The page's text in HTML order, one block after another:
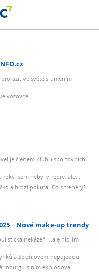
ve světě s uměním
vozovce
je členem Klubu sportovních
roky jsem nebyl v repre, ale…
a hrozí pokuta. Co s trenéry?
Nové make-up trendy
nekázeň …ale nic jim
a Spořilovem nepojedou
s ním explodoval